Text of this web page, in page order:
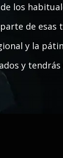
los
de esas
y la
y